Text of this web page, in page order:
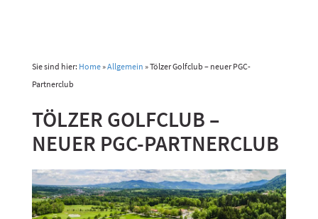
Sie sind hier: Home»Allgemein »Tölzer Golfclub – neuer PGC-
Partnerclub
TÖLZER GOLFCLUB –
NEUER PGC-PARTNERCLUB